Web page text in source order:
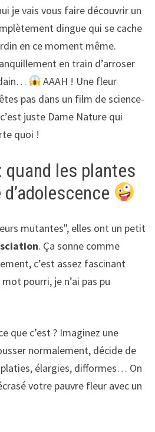
je vais vous faire découvrir un
dingue qui se cache
en ce moment même.
en train d’arroser
AAAH ! Une fleur
pas dans un film de science-
juste Dame Nature qui
quoi !
les plantes
mutantes", elles ont un petit
. Ça sonne comme
c’est assez fascinant
pourri, je n’ai pas pu
que c’est ? Imaginez une
normalement, décide de
élargies, difformes… On
votre pauvre fleur avec un